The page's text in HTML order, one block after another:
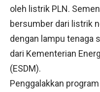
oleh listrik PLN.
bersumber dari listrik
dengan lampu tenaga
dari Kementerian
(ESDM).
Penggalakkan